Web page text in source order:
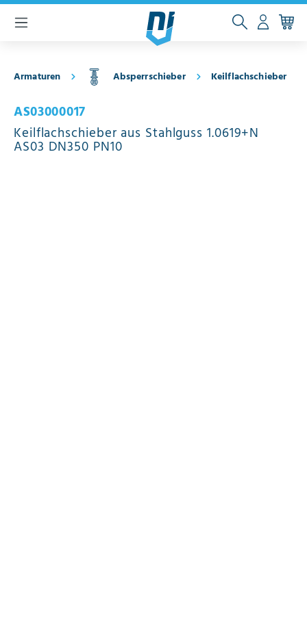
springen
Armaturen Absperrschieber Keilflachschieber
AS03000017
Keilflachschieber aus Stahlguss 1.0619+N
AS03 DN350 PN10